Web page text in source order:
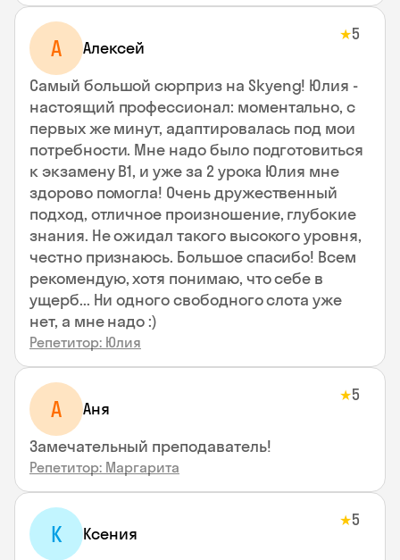
А Алексей
★5
Самый большой сюрприз на Skyeng! Юлия -
настоящий профессионал: моментально, с
первых же минут, адаптировалась под мои
потребности. Мне надо было подготовиться
к экзамену В1, и уже за 2 урока Юлия мне
здорово помогла! Очень дружественный
подход, отличное произношение, глубокие
знания. Не ожидал такого высокого уровня,
честно признаюсь. Большое спасибо! Всем
рекомендую, хотя понимаю, что себе в
ущерб... Ни одного свободного слота уже
нет, а мне надо :)
Репетитор: Юлия
А Аня
★5
Замечательный преподаватель!
Репетитор: Маргарита
К Ксения
★5